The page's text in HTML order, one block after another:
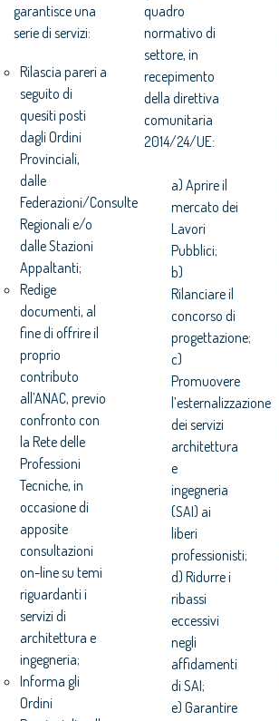
garantisce una
serie di servizi:
Rilascia pareri a
seguito di
quesiti posti
dagli Ordini
Provinciali,
dalle
Federazioni/Consulte
Regionali e/o
dalle Stazioni
Appaltanti;
Redige
documenti, al
fine di offrire il
proprio
contributo
all’ANAC, previo
confronto con
la Rete delle
Professioni
Tecniche, in
occasione di
apposite
consultazioni
on-line su temi
riguardanti i
servizi di
architettura e
ingegneria;
Informa gli
Ordini
quadro
normativo di
settore, in
recepimento
della direttiva
comunitaria
2014/24/UE:
a) Aprire il
mercato dei
Lavori
Pubblici;
b)
Rilanciare il
concorso di
progettazione;
c)
Promuovere
l’esternalizzazione
dei servizi
architettura
e
ingegneria
(SAI) ai
liberi
professionisti;
d) Ridurre i
ribassi
eccessivi
negli
affidamenti
di SAI;
e) Garantire